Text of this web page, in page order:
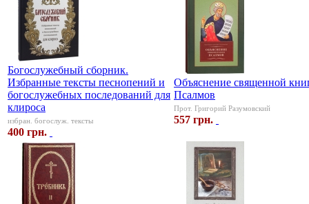
Богослужебный сборник.
Избранные тексты песнопений и
богослужебных последований для
клироса
избран. богослуж. тексты
400 грн.
Объяснение священной
Псалмов
Прот. Григорий Разумовский
557 грн.